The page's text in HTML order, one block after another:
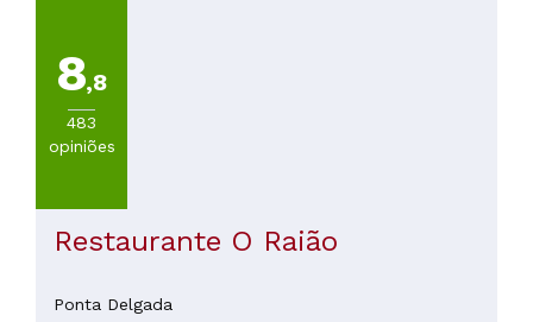
8,8
483
opiniões
Restaurante O Raião
Ponta Delgada